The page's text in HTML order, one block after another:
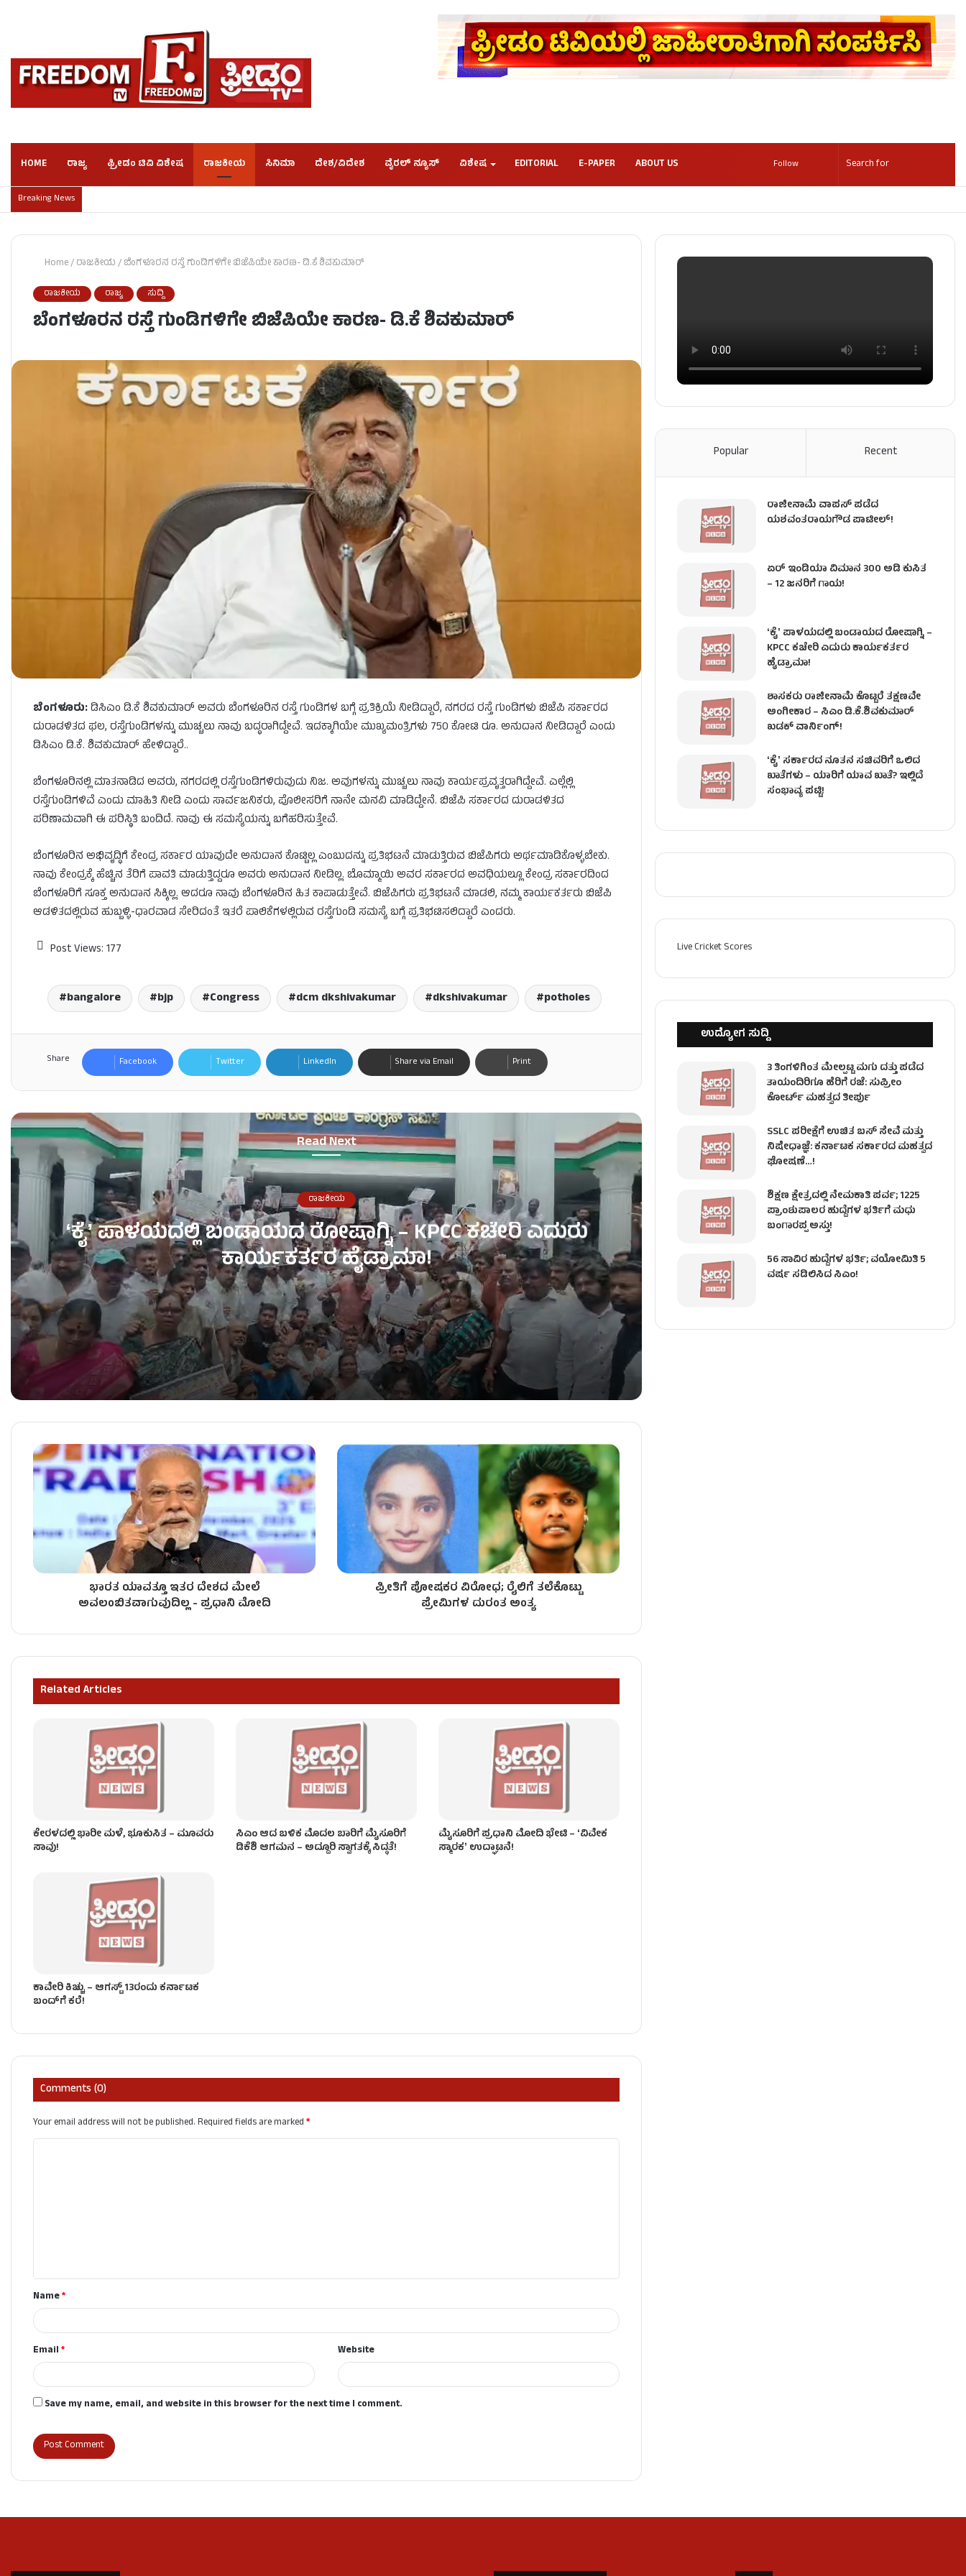
HOME ರಾಜ್ಯ ಫ್ರೀಡಂ ಟಿವಿ ವಿಶೇಷ ರಾಜಕೀಯ ಸಿನಿಮಾ ದೇಶ/ವಿದೇಶ ವೈರಲ್ ನ್ಯೂಸ್ ವಿಶೇಷ EDITORIAL E-PAPER ABOUT US Follow
Breaking News
Home/ರಾಜಕೀಯ/ಬೆಂಗಳೂರನ ರಸ್ತೆ ಗುಂಡಿಗಳಿಗೇ ಬಿಜೆಪಿಯೇ ಕಾರಣ- ಡಿ.ಕೆ ಶಿವಕುಮಾರ್​​
ರಾಜಕೀಯ ರಾಜ್ಯ ಸುದ್ದಿ
ಬೆಂಗಳೂರನ ರಸ್ತೆ ಗುಂಡಿಗಳಿಗೇ ಬಿಜೆಪಿಯೇ ಕಾರಣ- ಡಿ.ಕೆ ಶಿವಕುಮಾರ್​​
ಬೆಂಗಳೂರು:ಡಿಸಿಎಂ ಡಿ.ಕೆ ಶಿವಕುಮಾರ್​ ಅವರು ಬೆಂಗಳೂರಿನ ರಸ್ತೆ ಗುಂಡಿಗಳ ಬಗ್ಗೆ ಪ್ರತಿಕ್ರಿಯೆ ನೀಡಿದ್ದಾರೆ, ನಗರದ ರಸ್ತೆ ಗುಂಡಿಗಳು ಬಿಜೆಪಿ ಸರ್ಕಾರದ
ದುರಾಡಳಿತದ ಫಲ, ರಸ್ತೆಗುಂಡಿಗಳನ್ನು ಮುಚ್ಚಲು ನಾವು ಬದ್ಧರಾಗಿದ್ದೇವೆ. ಇದಕ್ಕಾಗಿಯೇ ಮುಖ್ಯಮಂತ್ರಿಗಳು 750 ಕೋಟಿ ರೂ. ಅನುದಾನ ನೀಡಿದ್ದಾರೆ ಎಂದು
ಡಿಸಿಎಂ ಡಿ.ಕೆ. ಶಿವಕುಮಾರ್ ಹೇಳಿದ್ದಾರೆ..
ಬೆಂಗಳೂರಿನಲ್ಲಿ ಮಾತನಾಡಿದ ಅವರು, ನಗರದಲ್ಲಿ ರಸ್ತೆಗುಂಡಿಗಳಿರುವುದು ನಿಜ. ಅವುಗಳನ್ನು ಮುಚ್ಚಲು ನಾವು ಕಾರ್ಯಪ್ರವೃತ್ತರಾಗಿದ್ದೇವೆ. ಎಲ್ಲೆಲ್ಲಿ
ರಸ್ತೆಗುಂಡಿಗಳಿವೆ ಎಂದು ಮಾಹಿತಿ ನೀಡಿ ಎಂದು ಸಾರ್ವಜನಿಕರು, ಪೊಲೀಸರಿಗೆ ನಾನೇ ಮನವಿ ಮಾಡಿದ್ದೇನೆ. ಬಿಜೆಪಿ ಸರ್ಕಾರದ ದುರಾಡಳಿತದ
ಪರಿಣಾಮವಾಗಿ ಈ ಪರಿಸ್ಥಿತಿ ಬಂದಿದೆ. ನಾವು ಈ ಸಮಸ್ಯೆಯನ್ನು ಬಗೆಹರಿಸುತ್ತೇವೆ.
ಬೆಂಗಳೂರಿನ ಅಭಿವೃದ್ಧಿಗೆ ಕೇಂದ್ರ ಸರ್ಕಾರ ಯಾವುದೇ ಅನುದಾನ ಕೊಟ್ಟಿಲ್ಲ ಎಂಬುದನ್ನು ಪ್ರತಿಭಟನೆ ಮಾಡುತ್ತಿರುವ ಬಿಜೆಪಿಗರು ಅರ್ಥಮಾಡಿಕೊಳ್ಳಬೇಕು.
ನಾವು ಕೇಂದ್ರಕ್ಕೆ ಹೆಚ್ಚಿನ ತೆರಿಗೆ ಪಾವತಿ ಮಾಡುತ್ತಿದ್ದರೂ ಅವರು ಅನುದಾನ ನೀಡಿಲ್ಲ. ಬೊಮ್ಮಾಯಿ ಅವರ ಸರ್ಕಾರದ ಅವಧಿಯಲ್ಲೂ ಕೇಂದ್ರ ಸರ್ಕಾರದಿಂದ
ಬೆಂಗಳೂರಿಗೆ ಸೂಕ್ತ ಅನುದಾನ ಸಿಕ್ಕಿಲ್ಲ. ಆದರೂ ನಾವು ಬೆಂಗಳೂರಿನ ಹಿತ ಕಾಪಾಡುತ್ತೇವೆ. ಬಿಜೆಪಿಗರು ಪ್ರತಿಭಟನೆ ಮಾಡಲಿ, ನಮ್ಮ ಕಾರ್ಯಕರ್ತರು ಬಿಜೆಪಿ
ಆಡಳಿತದಲ್ಲಿರುವ ಹುಬ್ಬಳ್ಳಿ-ಧಾರವಾಡ ಸೇರಿದಂತೆ ಇತರೆ ಪಾಲಿಕೆಗಳಲ್ಲಿರುವ ರಸ್ತೆಗುಂಡಿ ಸಮಸ್ಯೆ ಬಗ್ಗೆ ಪ್ರತಿಭಟಿಸಲಿದ್ದಾರೆ ಎಂದರು.
Post Views: 177
bangalore bjp Congress dcm dkshivakumar dkshivakumar potholes
Share Facebook Twitter LinkedIn Share via Email Print
Read Next
ರಾಜಕೀಯ
ʻಕೈʼ​ ಪಾಳಯದಲ್ಲಿ ಬಂಡಾಯದ ರೋಷಾಗ್ನಿ – KPCC ಕಚೇರಿ ಎದುರು
ಕಾರ್ಯಕರ್ತರ ಹೈಡ್ರಾಮಾ!
ʻಕೈʼ​ ಪಾಳಯದಲ್ಲಿ ಬಂಡಾಯದ ರೋಷಾಗ್ನಿ – KPCC ಕಚೇರಿ ಎದುರು ಕಾರ್ಯಕರ್ತರ ಹೈಡ್ರಾಮಾ!
ʻಕೈʼ ಸರ್ಕಾರದ ನೂತನ ಸಚಿವರಿಗೆ ಒಲಿದ ಖಾತೆಗಳು – ಯಾರಿಗೆ ಯಾವ ಖಾತೆ? ಇಲ್ಲಿದೆ ಸಂಭಾವ್ಯ ಪಟ್ಟಿ!
ಸಂಪುಟ ವಿಸ್ತರಣೆ ಬೆನ್ನಲ್ಲೇ ʻಕೈʼ ಪಾಳಯದಲ್ಲಿ ಭುಗಿಲೆದ್ದ ಬಂಡಾಯ!
ಡ್ಯಾಂ ತುಂಬುವ ಹಂತದಲ್ಲಿದೆ.. ಡ್ಯಾಂ ತುಂಬಿದ್ರೆ ನೀರು ಹಿಡಿದಿಟ್ಟುಕೊಳ್ಳೋಕೆ ಆಗಲ್ಲ – ಸಿಎಂ ಡಿಕೆಶಿ!
ಭಾರತ ಯಾವತ್ತೂ ಇತರ ದೇಶದ ಮೇಲೆ
ಅವಲಂಬಿತವಾಗುವುದಿಲ್ಲ - ಪ್ರಧಾನಿ ಮೋದಿ
ಪ್ರೀತಿಗೆ ಪೋಷಕರ ವಿರೋಧ; ರೈಲಿಗೆ ತಲೆಕೊಟ್ಟು
ಪ್ರೇಮಿಗಳ ದುರಂತ ಅಂತ್ಯ
Related Articles
ಕೇರಳದಲ್ಲಿ ಭಾರೀ ಮಳೆ, ಭೂಕುಸಿತ – ಮೂವರು
ಸಾವು!
ಸಿಎಂ ಆದ ಬಳಿಕ ಮೊದಲ ಬಾರಿಗೆ ಮೈಸೂರಿಗೆ
ಡಿಕೆಶಿ ಆಗಮನ – ಅದ್ದೂರಿ ಸ್ವಾಗತಕ್ಕೆ ಸಿದ್ಧತೆ!
ಮೈಸೂರಿಗೆ ಪ್ರಧಾನಿ ಮೋದಿ ಭೇಟಿ – ʻವಿವೇಕ
ಸ್ಮಾರಕʼ ಉದ್ಘಾಟನೆ!
ಕಾವೇರಿ ಕಿಚ್ಚು – ಆಗಸ್ಟ್​ 13ರಂದು ಕರ್ನಾಟಕ
ಬಂದ್​ಗೆ ಕರೆ!
Comments (0)
Your email address will not be published.Required fields are marked*
t
*Name*
Email* Website
Save my name, email, and website in this browser for the next time I comment.
Popular Recent
ರಾಜೀನಾಮೆ ವಾಪಸ್ ಪಡೆದ
ಯಶವಂತರಾಯಗೌಡ ಪಾಟೀಲ್‌!
ಏರ್ ಇಂಡಿಯಾ ವಿಮಾನ 300 ಅಡಿ ಕುಸಿತ
– 12 ಜನರಿಗೆ ಗಾಯ!
ʻಕೈʼ​ ಪಾಳಯದಲ್ಲಿ ಬಂಡಾಯದ ರೋಷಾಗ್ನಿ –
KPCC ಕಚೇರಿ ಎದುರು ಕಾರ್ಯಕರ್ತರ
ಹೈಡ್ರಾಮಾ!
ಶಾಸಕರು ರಾಜೀನಾಮೆ ಕೊಟ್ಟರೆ ತಕ್ಷಣವೇ
ಅಂಗೀಕಾರ – ಸಿಎಂ ಡಿ.ಕೆ.ಶಿವಕುಮಾರ್
ಖಡಕ್ ವಾರ್ನಿಂಗ್!
ʻಕೈʼ ಸರ್ಕಾರದ ನೂತನ ಸಚಿವರಿಗೆ ಒಲಿದ
ಖಾತೆಗಳು – ಯಾರಿಗೆ ಯಾವ ಖಾತೆ? ಇಲ್ಲಿದೆ
ಸಂಭಾವ್ಯ ಪಟ್ಟಿ!
Live Cricket Scores
ಉದ್ಯೋಗ ಸುದ್ದಿ
3 ತಿಂಗಳಿಗಿಂತ ಮೇಲ್ಪಟ್ಟ ಮಗು ದತ್ತು ಪಡೆದ
ತಾಯಂದಿರಿಗೂ ಹೆರಿಗೆ ರಜೆ: ಸುಪ್ರೀಂ
ಕೋರ್ಟ್ ಮಹತ್ವದ ತೀರ್ಪು
SSLC ಪರೀಕ್ಷೆಗೆ ಉಚಿತ ಬಸ್ ಸೇವೆ ಮತ್ತು
ನಿಷೇಧಾಜ್ಞೆ: ಕರ್ನಾಟಕ ಸರ್ಕಾರದ ಮಹತ್ವದ
ಘೋಷಣೆ…!
ಶಿಕ್ಷಣ ಕ್ಷೇತ್ರದಲ್ಲಿ ನೇಮಕಾತಿ ಪರ್ವ; 1225
ಪ್ರಾಂಶುಪಾಲರ ಹುದ್ದೆಗಳ ಭರ್ತಿಗೆ ಮಧು
ಬಂಗಾರಪ್ಪ ಅಸ್ತು!
56 ಸಾವಿರ ಹುದ್ದೆಗಳ ಭರ್ತಿ; ವಯೋಮಿತಿ 5
ವರ್ಷ ಸಡಿಲಿಸಿದ ಸಿಎಂ!